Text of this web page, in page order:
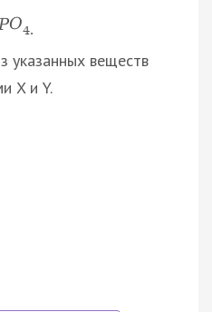
PO4.
указанных веществ
X и Y.